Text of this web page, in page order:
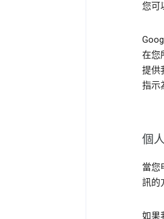
您可
在您
提供
指示
個
當您
訊的
如果